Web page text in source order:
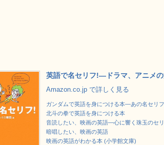
英語で名セリフ!―ドラマ、アニメ
Amazon.co.jp で詳しく見る
ガンダムで英語を身につける本―あの名セリ
北斗の拳で英語を身につける本
音読したい、映画の英語―心に響く珠玉のセ
暗唱したい、映画の英語
映画の英語がわかる本 (小学館文庫)